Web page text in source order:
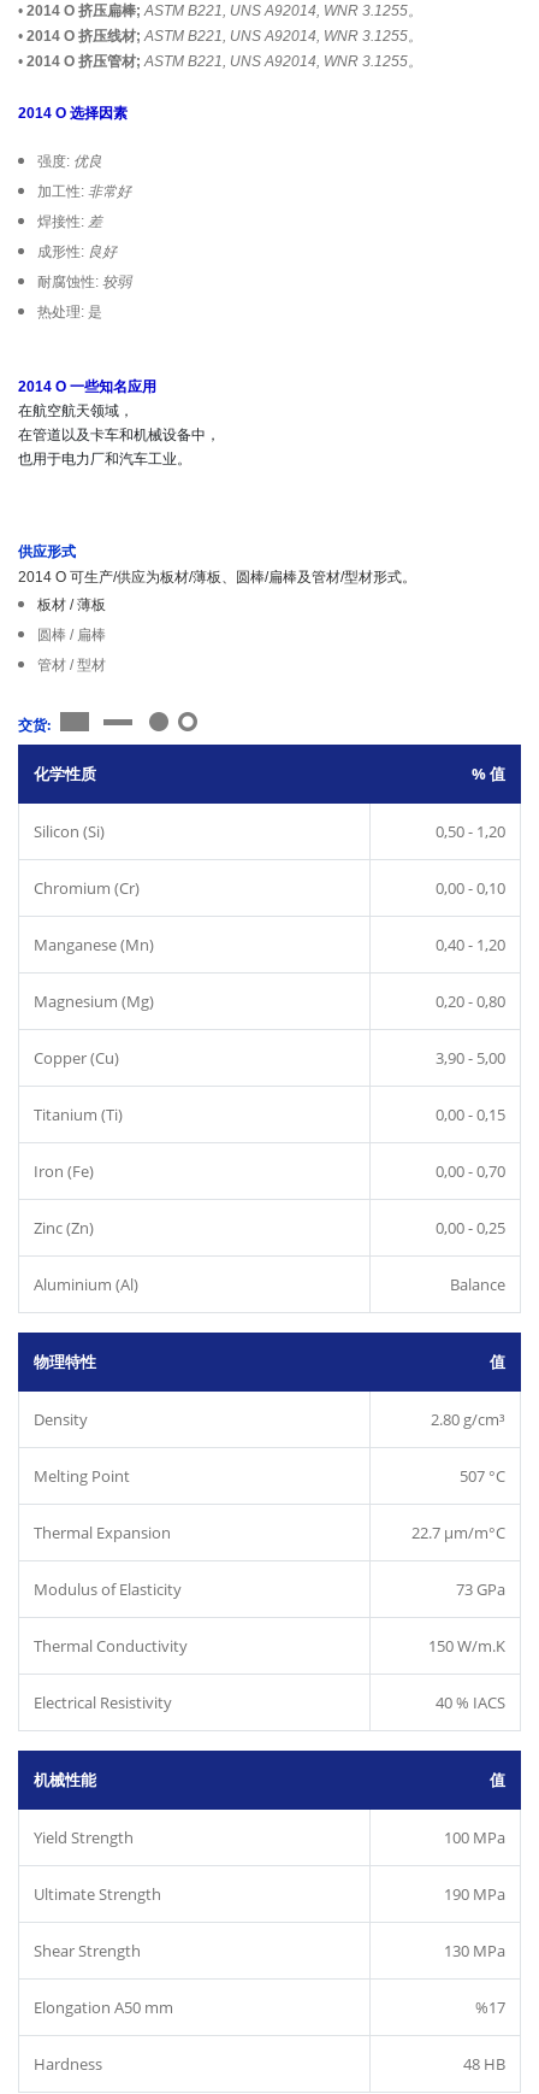
• 2014 O 挤压扁棒; ASTM B221, UNS A92014, WNR 3.1255。
• 2014 O 挤压线材; ASTM B221, UNS A92014, WNR 3.1255。
• 2014 O 挤压管材; ASTM B221, UNS A92014, WNR 3.1255。
2014 O 选择因素
强度: 优良
加工性: 非常好
焊接性: 差
成形性: 良好
耐腐蚀性: 较弱
热处理: 是
2014 O 一些知名应用
在航空航天领域，
在管道以及卡车和机械设备中，
供应形式
2014 O 可生产/供应为板材/薄板、圆棒/扁棒及管材/型材形式。
板材 / 薄板
圆棒 / 扁棒
管材 / 型材
交货:
化学性质 % 值
Silicon (Si) 0,50 - 1,20
Chromium (Cr) 0,00 - 0,10
Manganese (Mn) 0,40 - 1,20
Magnesium (Mg) 0,20 - 0,80
Copper (Cu) 3,90 - 5,00
Titanium (Ti) 0,00 - 0,15
Iron (Fe) 0,00 - 0,70
Zinc (Zn) 0,00 - 0,25
Aluminium (Al) Balance
物理特性 值
Density 2.80 g/cm³
Melting Point 507 °C
Thermal Expansion 22.7 µm/m°C
Modulus of Elasticity 73 GPa
Thermal Conductivity 150 W/m.K
Electrical Resistivity 40 % IACS
机械性能 值
Yield Strength 100 MPa
Ultimate Strength 190 MPa
Shear Strength 130 MPa
Elongation A50 mm %17
Hardness 48 HB